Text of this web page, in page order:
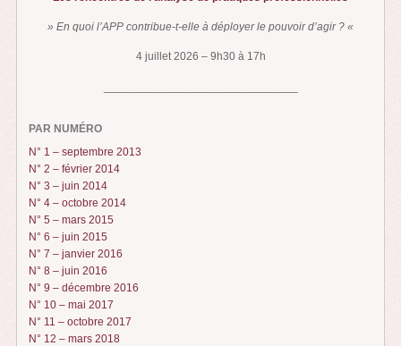
» En quoi l’APP contribue-t-elle à déployer le pouvoir d’agir ? «
4 juillet 2026 – 9h30 à 17h
PAR NUMÉRO
N° 1 – septembre 2013
N° 2 – février 2014
N° 3 – juin 2014
N° 4 – octobre 2014
N° 5 – mars 2015
N° 6 – juin 2015
N° 7 – janvier 2016
N° 8 – juin 2016
N° 9 – décembre 2016
N° 10 – mai 2017
N° 11 – octobre 2017
N° 12 – mars 2018